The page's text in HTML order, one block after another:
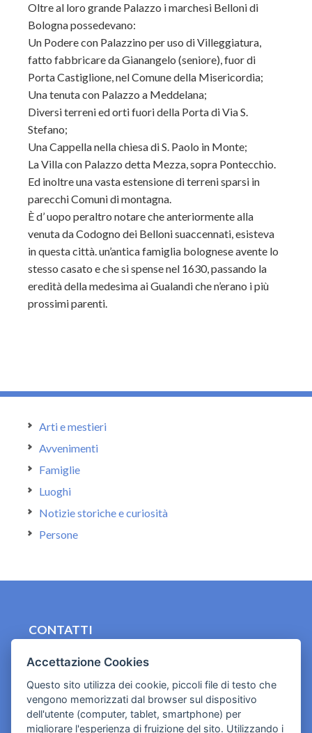
Oltre al loro grande Palazzo i marchesi Belloni di
Bologna possedevano:
Un Podere con Palazzino per uso di Villeggiatura,
fatto fabbricare da Gianangelo (seniore), fuor di
Porta Castiglione, nel Comune della Misericordia;
Una tenuta con Palazzo a Meddelana;
Diversi terreni ed orti fuori della Porta di Via S.
Stefano;
Una Cappella nella chiesa di S. Paolo in Monte;
La Villa con Palazzo detta Mezza, sopra Pontecchio.
Ed inoltre una vasta estensione di terreni sparsi in
parecchi Comuni di montagna.
È d’ uopo peraltro notare che anteriormente alla
venuta da Codogno dei Belloni suaccennati, esisteva
in questa città. un’antica famiglia bolognese avente lo
stesso casato e che si spense nel 1630, passando la
eredità della medesima ai Gualandi che n’erano i più
prossimi parenti.
Arti e mestieri
Avvenimenti
Famiglie
Luoghi
Notizie storiche e curiosità
Persone
CONTATTI
Cookies e informativa privacy
Accettazione Cookies
Questo sito utilizza dei cookie, piccoli file di testo che
vengono memorizzati dal browser sul dispositivo
dell'utente (computer, tablet, smartphone) per
migliorare l'esperienza di fruizione del sito. Utilizzando i